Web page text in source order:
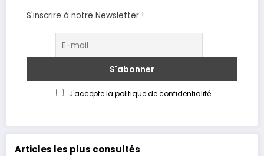
S'inscrire à notre Newsletter !
J'accepte la politique de confidentialité
Articles les plus consultés